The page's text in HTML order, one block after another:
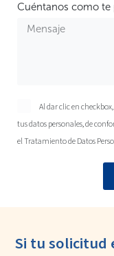
Cuéntanos como te
Al dar clic en
tus datos personales, de
el Tratamiento de Datos
Si tu solicitud